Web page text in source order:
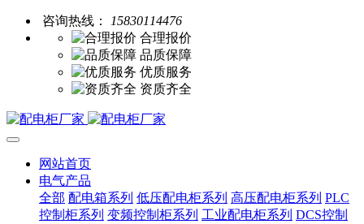
咨询热线：
15830114476
合理报价
品质保障
优质服务
资质齐全
网站首页
电气产品
全部 配电箱系列 低压配电柜系列 高压配电柜系列 PLC
控制柜系列 变频控制柜系列 工业配电柜系列 DCS控制